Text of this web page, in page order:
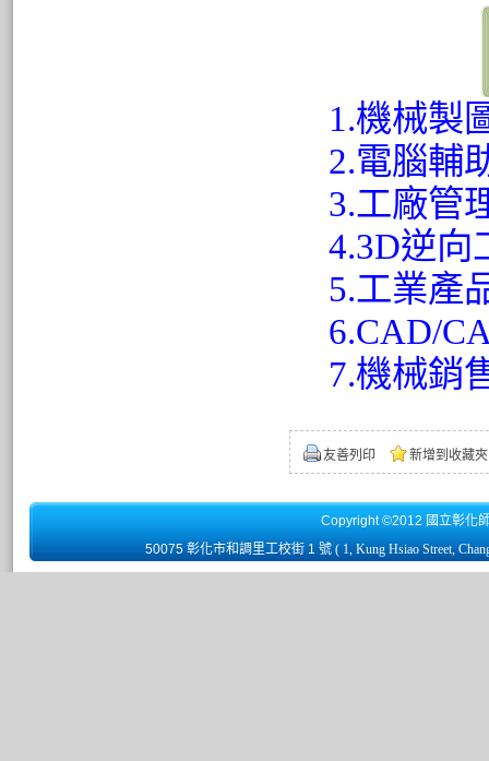
1.機械製
2.電腦輔
3.工廠管
4.3D逆向
5.工業產
6.CAD/
7.機械銷
友善列印 新增到收藏夾
Copyright ©2012 國立彰化
50075 彰化市和調里工校街 1 號 ( 1, Kung Hsiao Street,